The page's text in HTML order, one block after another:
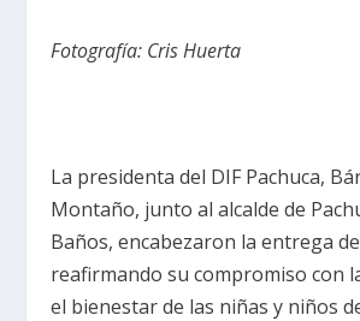
Fotografía: Cris Huerta
La presidenta del DIF Pachuca,
Montaño, junto al alcalde de
Baños, encabezaron la entrega
reafirmando su compromiso con
el bienestar de las niñas y niños